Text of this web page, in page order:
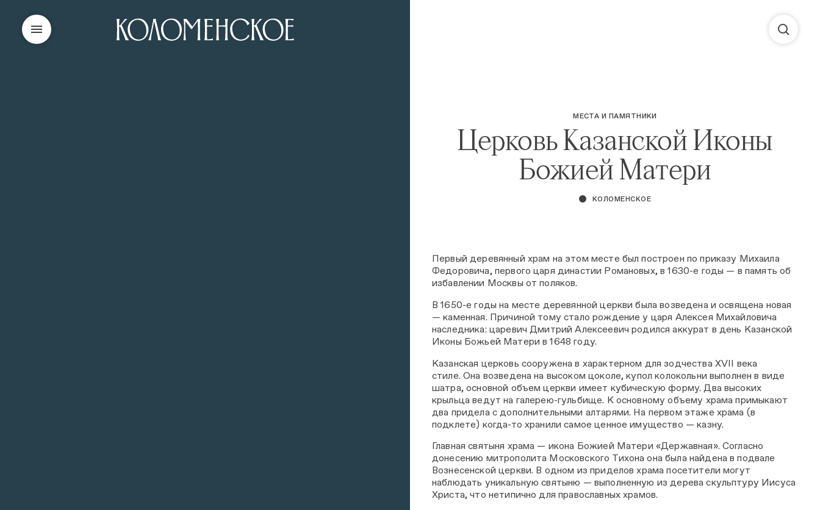
МЕСТА И ПАМЯТНИКИ
Церковь Казанской Иконы
Божией Матери
КОЛОМЕНСКОЕ
Первый деревянный храм на этом месте был построен по приказу Михаила
Федоровича, первого царя династии Романовых, в 1630-е годы — в память об
избавлении Москвы от поляков.
В 1650-е годы на месте деревянной церкви была возведена и освящена новая
— каменная. Причиной тому стало рождение у царя Алексея Михайловича
наследника: царевич Дмитрий Алексеевич родился аккурат в день Казанской
Иконы Божьей Матери в 1648 году.
Казанская церковь сооружена в характерном для зодчества XVII века
стиле. Она возведена на высоком цоколе, купол колокольни выполнен в виде
шатра, основной объем церкви имеет кубическую форму. Два высоких
крыльца ведут на галерею-гульбище. К основному объему храма примыкают
два придела с дополнительными алтарями. На первом этаже храма (в
подклете) когда-то хранили самое ценное имущество — казну.
Главная святыня храма — икона Божией Матери «Державная». Согласно
донесению митрополита Московского Тихона она была найдена в подвале
Вознесенской церкви. В одном из приделов храма посетители могут
наблюдать уникальную святыню — выполненную из дерева скульптуру Иисуса
Христа, что нетипично для православных храмов.